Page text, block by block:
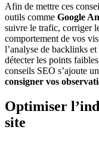
Afin de mettre ces
outils comme Google
suivre le trafic, corriger
comportement de vos
l’analyse de backlinks
détecter les points
conseils SEO s’ajoute
consigner vos
Optimiser
site